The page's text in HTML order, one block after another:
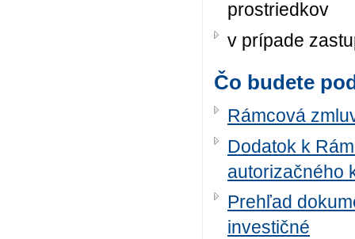
prostriedkov
v prípade
Čo budete
Rámcová
Dodatok k
autorizačného
Prehľad
investičné